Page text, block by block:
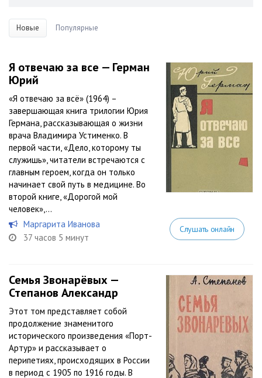
Новые Популярные
Я отвечаю за все — Герман
Юрий
«Я отвечаю за всё» (1964) –
завершающая книга трилогии Юрия
Германа, рассказывающая о жизни
врача Владимира Устименко. В
первой части, «Дело, которому ты
служишь», читатели встречаются с
главным героем, когда он только
начинает свой путь в медицине. Во
второй книге, «Дорогой мой
человек»,...
Маргарита Иванова
37 часов 5 минут
Слушать онлайн
Семья Звонарёвых —
Степанов Александр
Этот том представляет собой
продолжение знаменитого
исторического произведения «Порт-
Артур» и рассказывает о
перипетиях, происходящих в России
в период с 1905 по 1916 годы. В